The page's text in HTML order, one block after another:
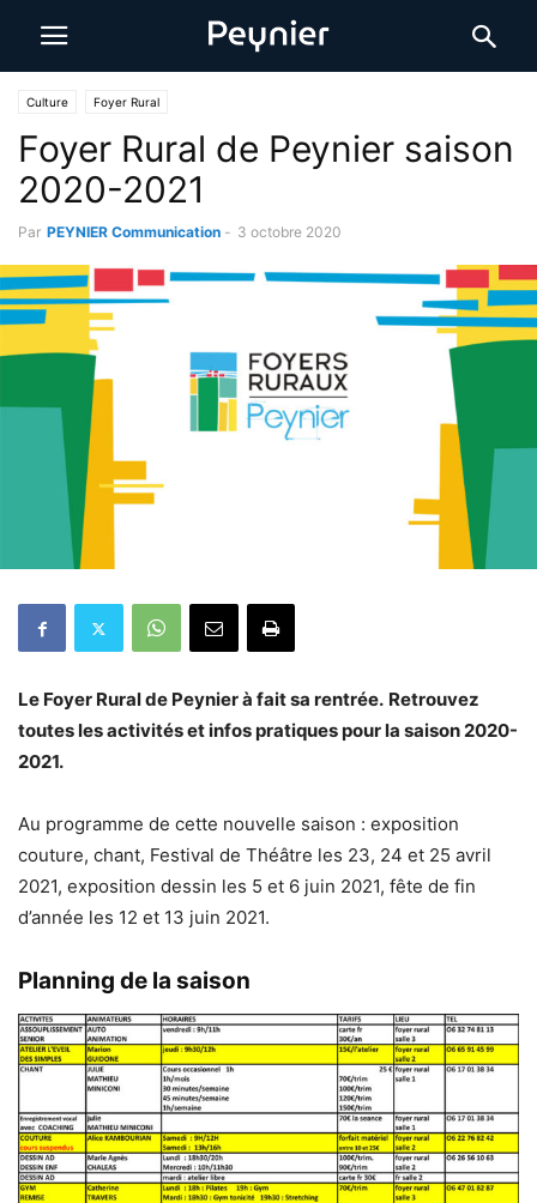
Culture Foyer Rural
Foyer Rural de Peynier saison
2020-2021
Par PEYNIER Communication - 3 octobre 2020
Le Foyer Rural de Peynier à fait sa rentrée. Retrouvez
toutes les activités et infos pratiques pour la saison 2020-
2021.
Au programme de cette nouvelle saison : exposition
couture, chant, Festival de Théâtre les 23, 24 et 25 avril
2021, exposition dessin les 5 et 6 juin 2021, fête de fin
d’année les 12 et 13 juin 2021.
Planning de la saison